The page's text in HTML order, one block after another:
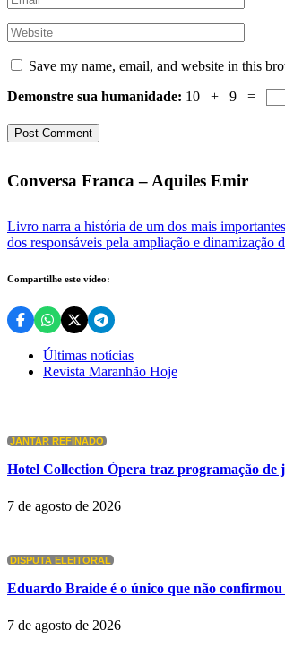
Save my name, email, and website in this
Demonstre sua humanidade: 10 + 9 =
Conversa Franca – Aquiles Emir
Livro narra a história de um dos mais
dos responsáveis pela ampliação e dinamização
Compartilhe este vídeo:
Últimas notícias
Revista Maranhão Hoje
JANTAR REFINADO
Hotel Collection Ópera traz programação de
7 de agosto de 2026
DISPUTA ELEITORAL
Eduardo Braide é o único que não
7 de agosto de 2026